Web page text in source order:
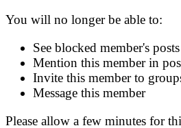
You will no longer be able to:
See blocked member's posts
Mention this member in
Invite this member to
Message this member
Please allow a few minutes for